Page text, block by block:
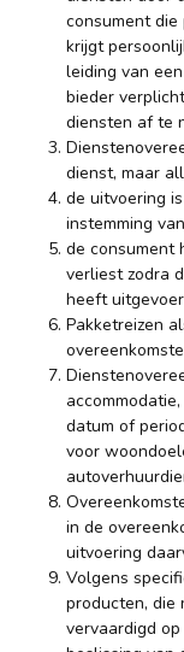
consument
krijgt
leiding van
bieder
diensten af te
dienst, maar
de uitvoering
instemming
de consument
verliest zodra
heeft
Pakketreizen
datum of
voor
in de
uitvoering
Volgens
producten, die
vervaardigd